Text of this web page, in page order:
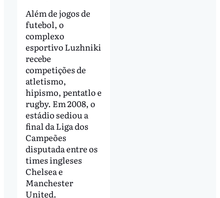
Além de jogos de
futebol, o
complexo
esportivo Luzhniki
recebe
competições de
atletismo,
hipismo, pentatlo e
rugby. Em 2008, o
estádio sediou a
final da Liga dos
Campeões
disputada entre os
times ingleses
Chelsea e
Manchester
United.